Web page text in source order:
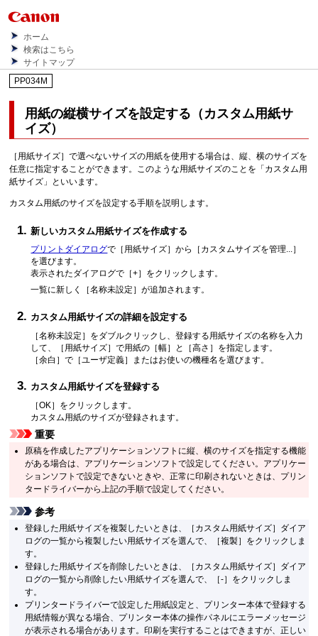
ホーム
検索はこちら
サイトマップ
PP034M
用紙の縦横サイズを設定する（カスタム用紙サ
イズ）
［用紙サイズ］で選べないサイズの用紙を使用する場合は、縦、横のサイズを
任意に指定することができます。
このような用紙サイズのことを「カスタム用
紙サイズ」といいます。
カスタム用紙のサイズを設定する手順を説明します。
新しいカスタム用紙サイズを作成する
プリントダイアログで ［用紙サイズ］から
［カスタムサイズを管理...］
を選びます。
表示されたダイアログで ［+］ をクリックします。
一覧に新しく
［名称未設定］が追加されます。
カスタム用紙サイズの詳細を設定する
［名称未設定］ をダブルクリックし、登録する用紙サイズの名称を入力
して、
［用紙サイズ］で用紙の ［幅］ と ［高さ］ を指定します。
［余白］で ［ユーザ定義］ またはお使いの機種名を選びます。
カスタム用紙サイズを登録する
［OK］ をクリックします。
カスタム用紙のサイズが登録されます。
重要
原稿を作成したアプリケーションソフトに縦、横のサイズを指定する機能
がある場合は、アプリケーションソフトで設定してください。 アプリケー
ションソフトで設定できないときや、正常に印刷されないときは、プリン
タードライバーから上記の手順で設定してください。
参考
登録した用紙サイズを複製したいときは、 ［カスタム用紙サイズ］ ダイア
ログの一覧から複製したい用紙サイズを選んで、
［複製］ をクリックしま
す。
登録した用紙サイズを削除したいときは、
［カスタム用紙サイズ］ ダイア
ログの一覧から削除したい用紙サイズを選んで、
［-］ をクリックしま
す。
プリンタードライバーで設定した用紙設定と、 プリンター本体で登録する
用紙情報が異なる場合、 プリンター本体の操作パネルにエラーメッセージ
が表示される場合があります。印刷を実行することはできますが、正しい